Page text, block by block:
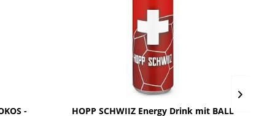
-
HOPP SCHWIIZ Energy Drink mit BALL